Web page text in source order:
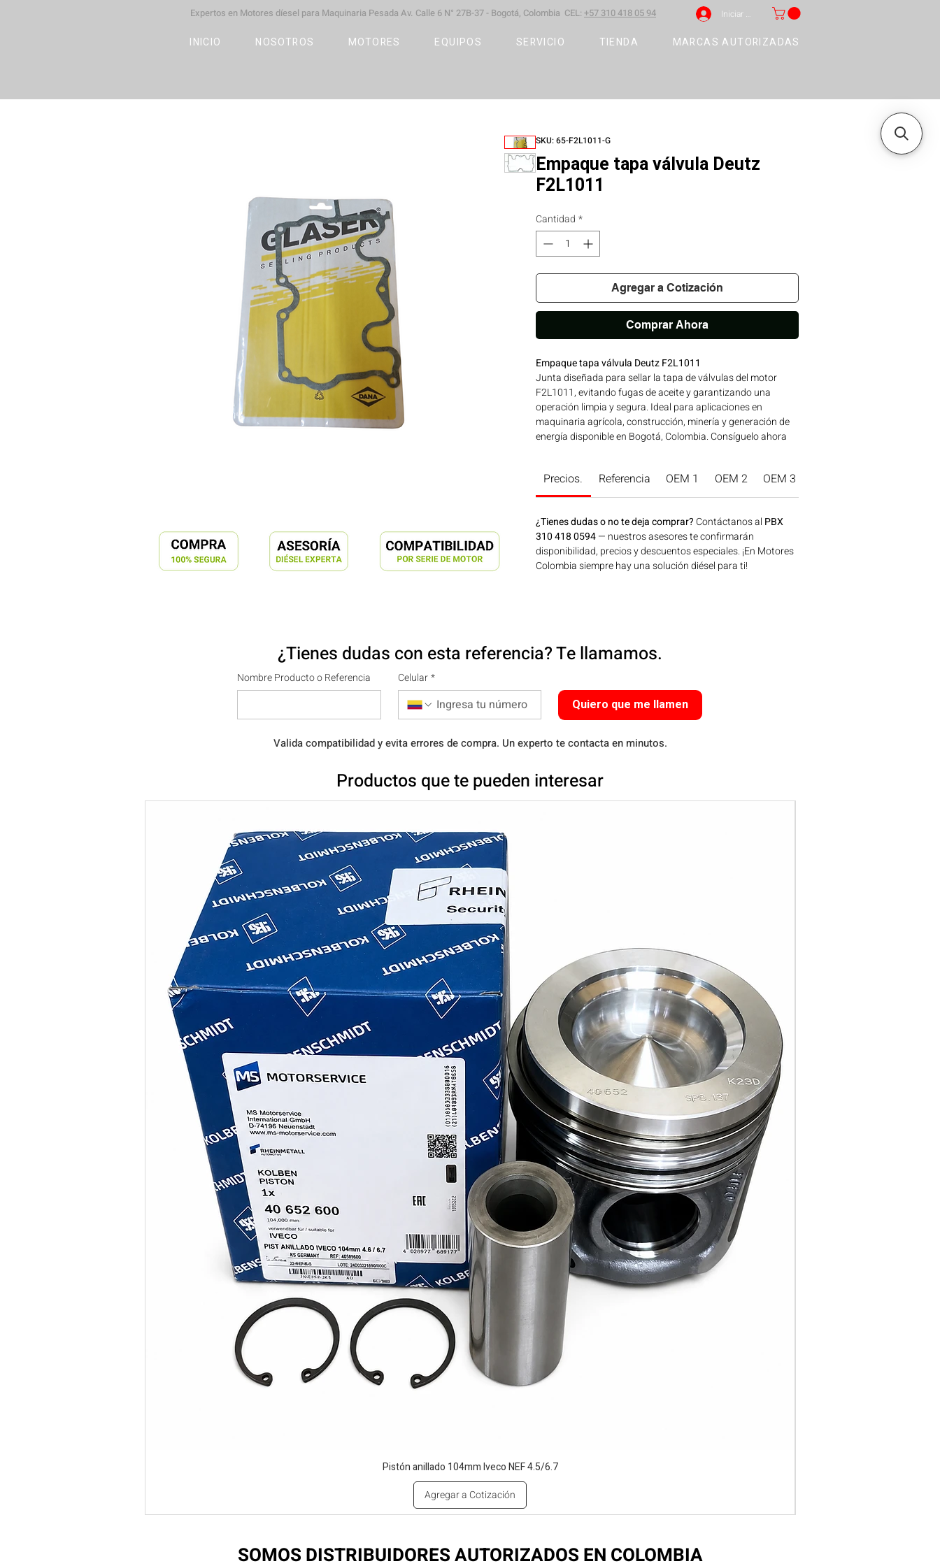
Expertos en Motores díesel para Maquinaria Pesada Av. Calle 6 N° 27B-37 - Bogotá, Colombia CEL: +57 310 418 05 94 Iniciar sesión
INICIO NOSOTROS MOTORES EQUIPOS SERVICIO TIENDA MARCAS AUTORIZADAS
SKU: 65-F2L1011-G
Empaque tapa válvula Deutz
F2L1011
Cantidad *
Agregar a Cotización
Comprar Ahora
Empaque tapa válvula Deutz F2L1011
Junta diseñada para sellar la tapa de válvulas del motor
F2L1011, evitando fugas de aceite y garantizando una
operación limpia y segura. Ideal para aplicaciones en
maquinaria agrícola, construcción, minería y generación de
energía disponible en Bogotá, Colombia. Consíguelo ahora
Precios. Referencia OEM 1 OEM 2 OEM 3
¿Tienes dudas o no te deja comprar? Contáctanos al PBX
310 418 0594— nuestros asesores te confirmarán
disponibilidad, precios y descuentos especiales. ¡En Motores
Colombia siempre hay una solución diésel para ti!
¿Tienes dudas con esta referencia? Te llamamos.
Nombre Producto o Referencia Celular *
Quiero que me llamen
Valida compatibilidad y evita errores de compra. Un experto te contacta en minutos.
Productos que te pueden interesar
Pistón anillado 104mm Iveco NEF 4.5/6.7
Agregar a Cotización
SOMOS DISTRIBUIDORES AUTORIZADOS EN COLOMBIA